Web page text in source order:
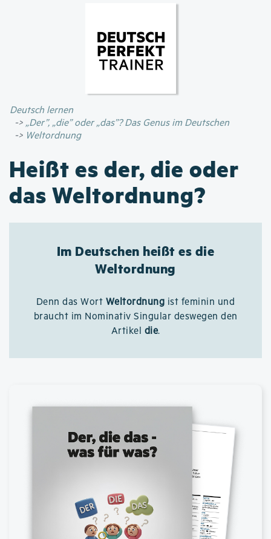
Inhalt
Deutsch lernen
„Der”, „die” oder „das”? Das Genus im Deutschen
Weltordnung
Heißt es der, die oder
das Weltordnung?
Im Deutschen heißt es die
Weltordnung
Denn das Wort Weltordnung ist feminin und
braucht im Nominativ Singular deswegen den
Artikel die.